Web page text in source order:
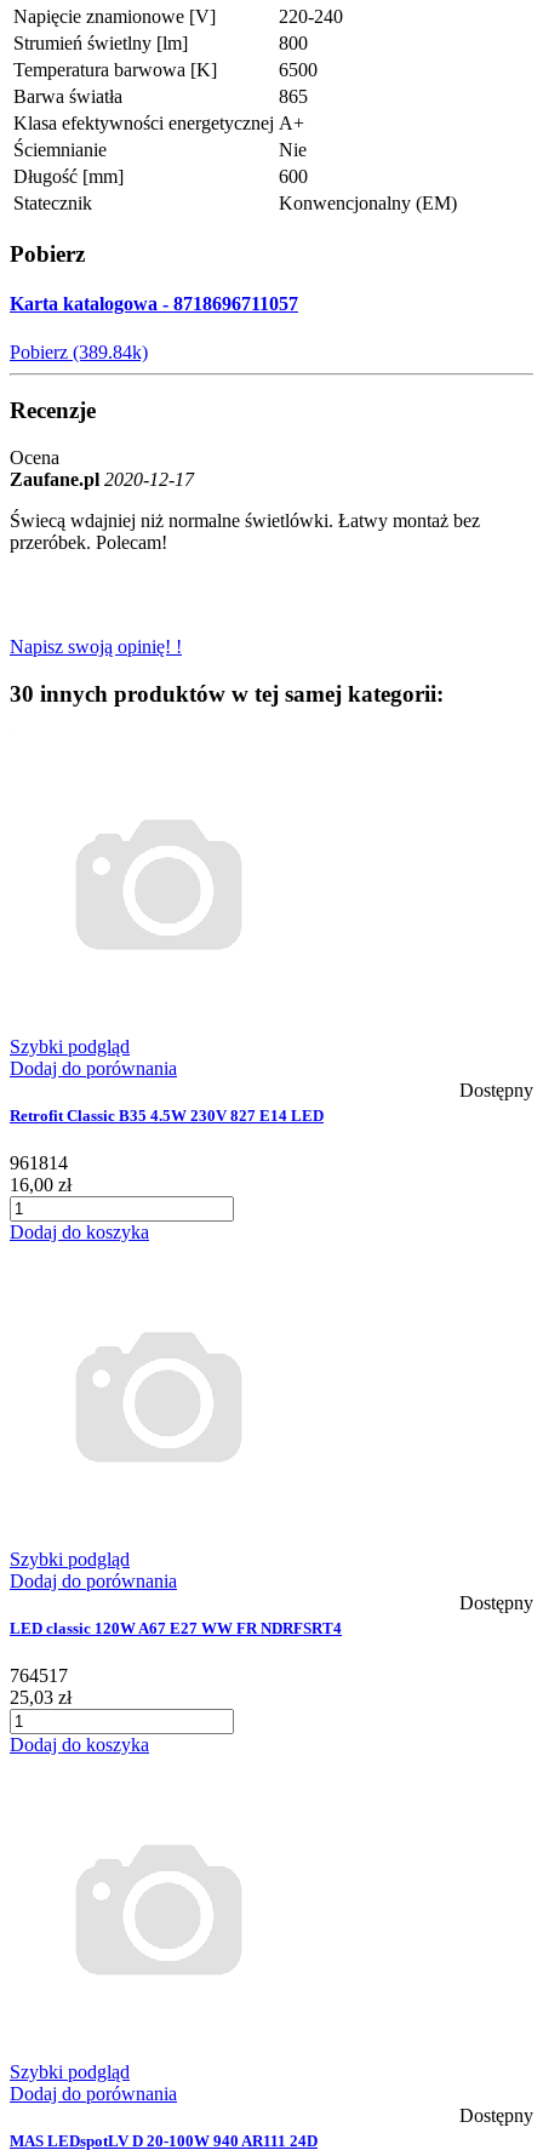
Napięcie znamionowe [V]
220-240
Strumień świetlny [lm]
800
Temperatura barwowa [K]
6500
Barwa światła
865
Klasa efektywności energetycznej A+
Ściemnianie
Nie
Długość [mm]
600
Statecznik
Konwencjonalny (EM)
Pobierz
Karta katalogowa - 8718696711057
Pobierz (389.84k)
Recenzje
Ocena
Zaufane.pl 2020-12-17
Świecą wdajniej niż normalne świetlówki. Łatwy montaż bez
przeróbek. Polecam!
Napisz swoją opinię! !
30 innych produktów w tej samej kategorii:
Szybki podgląd
Dodaj do porównania
Dostępny
Retrofit Classic B35 4.5W 230V 827 E14 LED
961814
16,00 zł
Dodaj do koszyka
Szybki podgląd
Dodaj do porównania
Dostępny
LED classic 120W A67 E27 WW FR NDRFSRT4
764517
25,03 zł
Dodaj do koszyka
Szybki podgląd
Dodaj do porównania
Dostępny
MAS LEDspotLV D 20-100W 940 AR111 24D